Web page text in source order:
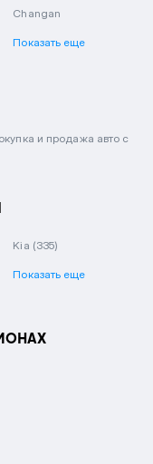
Changan
Показать еще
и продажа авто с
Kia (335)
Показать еще